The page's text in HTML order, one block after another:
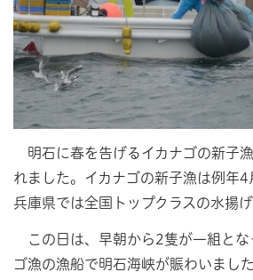
明石に春を告げるイカナゴの新子
れました。イカナゴの新子漁は例年4
兵庫県では全国トップクラスの水揚げ
この日は、早朝から2隻が一組とな
ゴ漁の漁船で明石海峡が賑わいまし